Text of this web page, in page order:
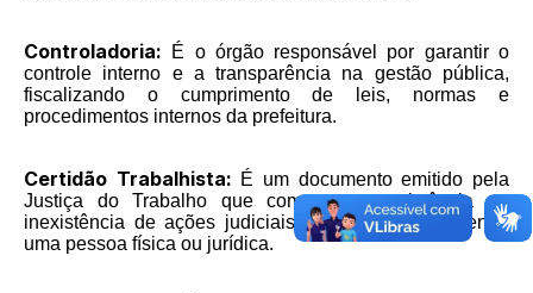
Controladoria: É o órgão responsável por garantir o
controle interno e a transparência na gestão pública,
fiscalizando o cumprimento de leis, normas e
procedimentos internos da prefeitura.
Certidão Trabalhista: É um documento emitido pela
Justiça do Trabalho que comprova a existência ou
inexistência de ações judiciais trabalhistas envolvendo
uma pessoa física ou jurídica.